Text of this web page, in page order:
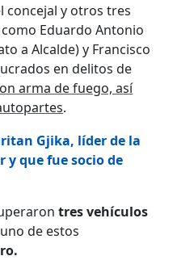
concejal y otros tres
Eduardo Antonio
a Alcalde) y Francisco
en delitos de
arma de fuego, así
.
Gjika, líder de la
y que fue socio de
tres vehículos
de estos